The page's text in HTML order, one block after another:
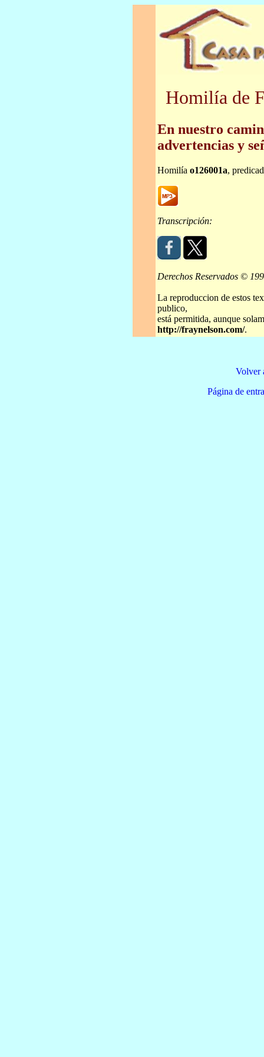
Homilía de
En nuestro
advertencias y
Homilía o126001a,
Transcripción:
Derechos Reservados ©
La reproduccion de estos
publico,
está permitida, aunque
http://fraynelson.com/.
Volver
Página de